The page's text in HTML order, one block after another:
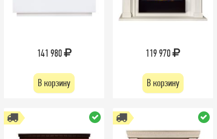
141 980
В корзину
119 970
В корзину